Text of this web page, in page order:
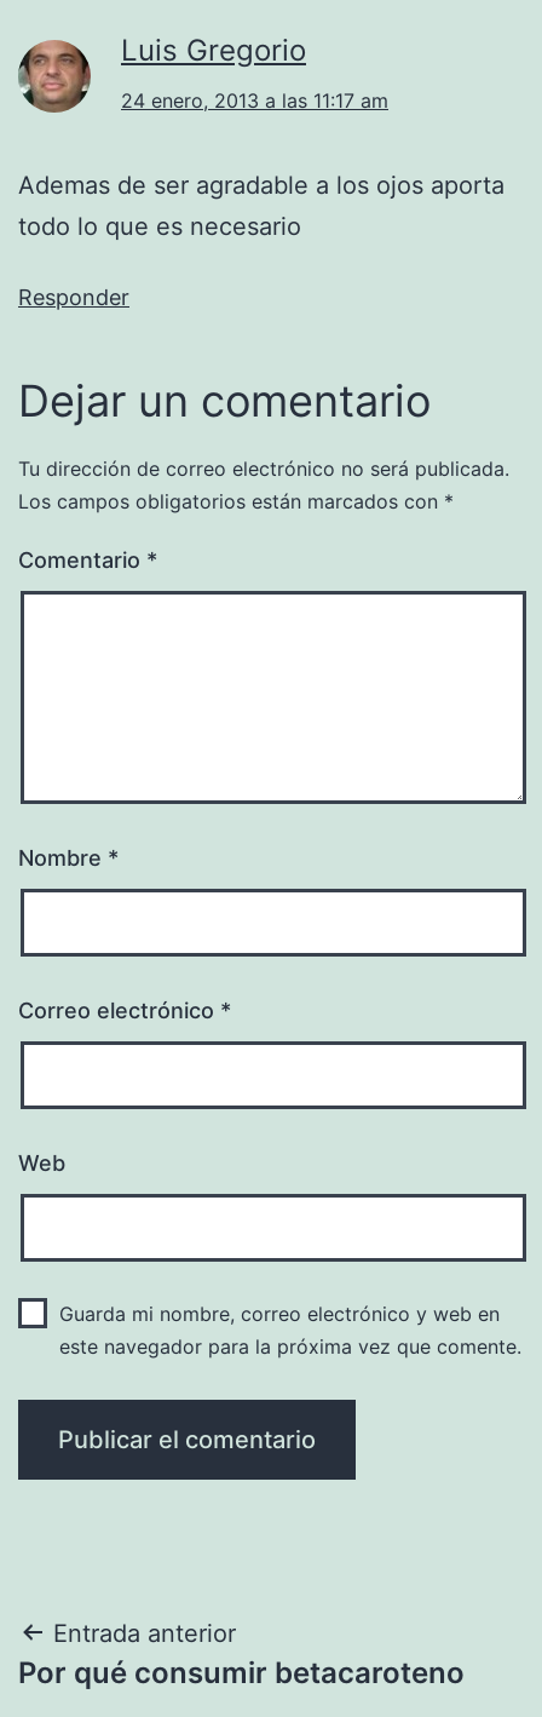
Luis Gregorio
24 enero, 2013 a las 11:17 am
Ademas de ser agradable a los ojos aporta
todo lo que es necesario
Responder
Dejar un comentario
Tu dirección de correo electrónico no será publicada.
Los campos obligatorios están marcados con *
Comentario *
Nombre *
Correo electrónico *
Web
Guarda mi nombre, correo electrónico y web en
este navegador para la próxima vez que comente.
Navegación
de
Entrada anterior
Por qué consumir betacaroteno